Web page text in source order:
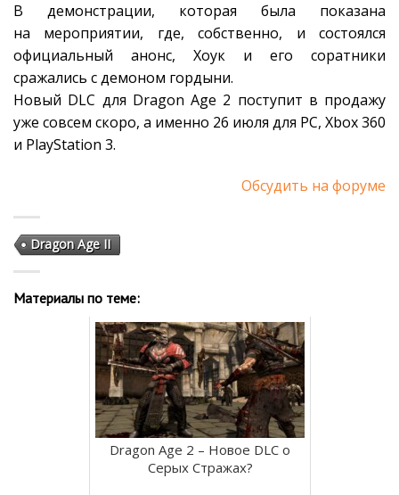
В демонстрации, которая была показана
на мероприятии, где, собственно, и состоялся
официальный анонс, Хоук и его соратники
сражались с демоном гордыни.
Новый DLC для Dragon Age 2 поступит в продажу
уже совсем скоро, а именно 26 июля для PC, Xbox 360
и PlayStation 3.
Обсудить на форуме
Dragon Age II
Материалы по теме:
Dragon Age 2 – Новое DLC о
Серых Стражах?